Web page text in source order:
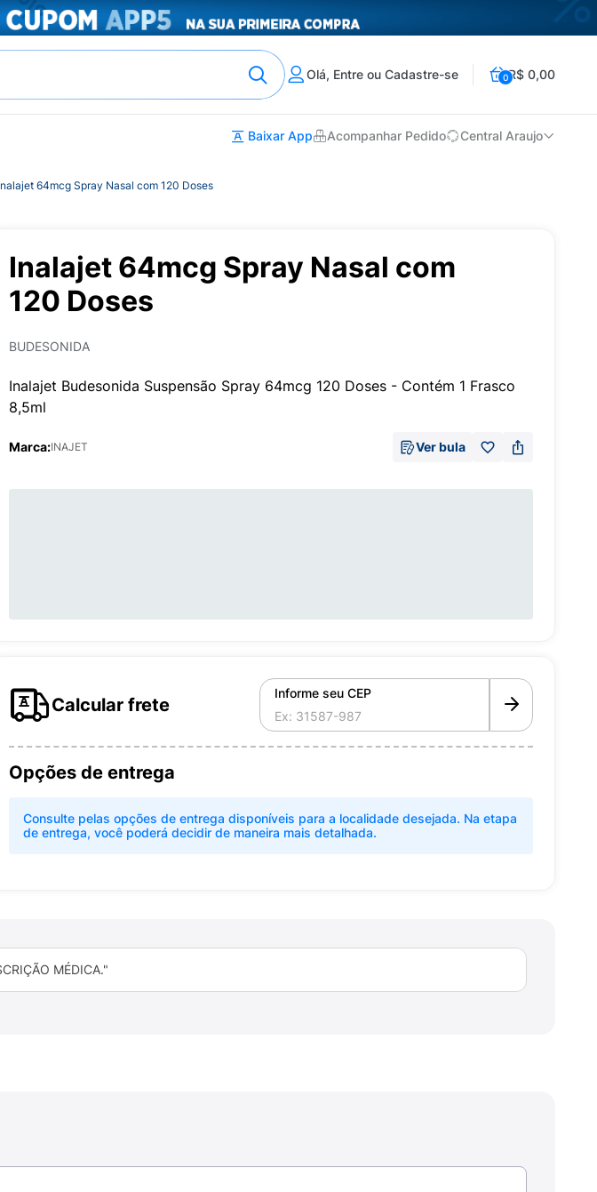
Olá, Entre ou Cadastre-se 0R$ 0,00
Baixar App Acompanhar Pedido Central Araujo
64mcg Spray Nasal com 120 Doses
Inalajet 64mcg Spray Nasal com
120 Doses
BUDESONIDA
Inalajet Budesonida Suspensão Spray 64mcg 120 Doses - Contém 1 Frasco
8,5ml
Marca:INAJET Ver bula
Calcular frete
Informe seu CEP
Opções de entrega
Consulte pelas opções de entrega disponíveis para a localidade desejada. Na etapa
de entrega, você poderá decidir de maneira mais detalhada.
MÉDICA."